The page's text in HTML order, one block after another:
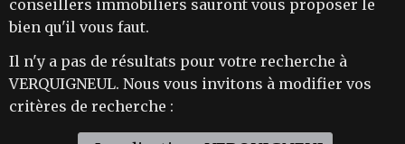
conseillers immobiliers sauront vous proposer le
bien qu'il vous faut.
Il n'y a pas de résultats pour votre recherche à
VERQUIGNEUL. Nous vous invitons à modifier vos
critères de recherche :